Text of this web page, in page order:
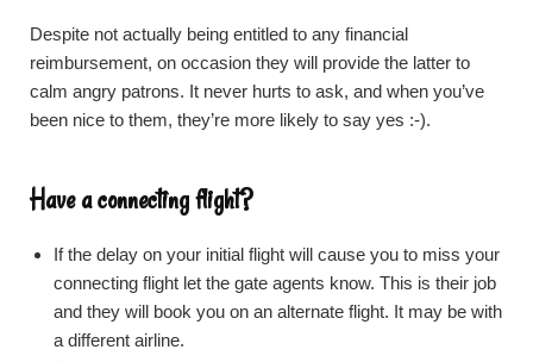
Despite not actually being entitled to any financial
reimbursement, on occasion they will provide the latter to
calm angry patrons. It never hurts to ask, and when you’ve
been nice to them, they’re more likely to say yes :-).
Have a connecting flight?
If the delay on your initial flight will cause you to miss your
connecting flight let the gate agents know. This is their job
and they will book you on an alternate flight. It may be with
a different airline.